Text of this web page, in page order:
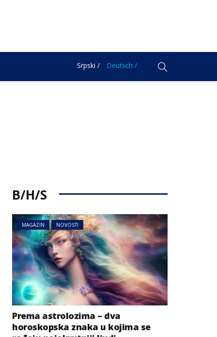
Srpski / Deutsch /
B/H/S
MAGAZIN NOVOSTI
Prema astrolozima – dva
horoskopska znaka u kojima se